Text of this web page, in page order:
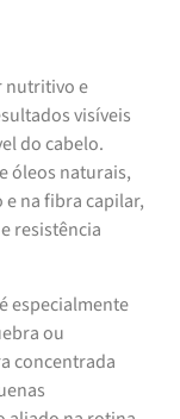
nutritivo e
visíveis
do cabelo.
óleos naturais,
na fibra capilar,
resistência
especialmente
ou
concentrada